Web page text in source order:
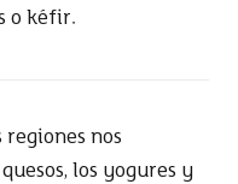
o kéfir.
regiones nos
los yogures y